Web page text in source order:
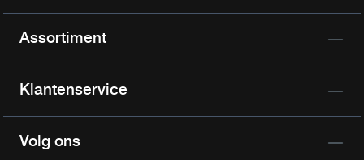
Assortiment
Klantenservice
Volg ons